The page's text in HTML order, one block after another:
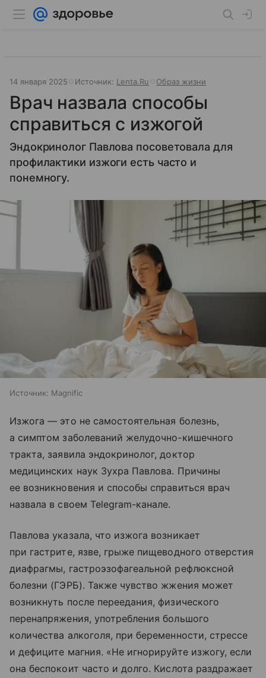
14 января 2025 Источник: Lenta.Ru Образ жизни
Врач назвала способы
справиться с изжогой
Эндокринолог Павлова посоветовала для
профилактики изжоги есть часто и
понемногу.
Источник: Magnific
Изжога — это не самостоятельная болезнь,
а симптом заболеваний желудочно-кишечного
тракта, заявила эндокринолог, доктор
медицинских наук Зухра Павлова. Причины
ее возникновения и способы справиться врач
назвала в своем Telegram-канале.
Павлова указала, что изжога возникает
при гастрите, язве, грыже пищеводного отверстия
диафрагмы, гастроэзофагеальной рефлюксной
болезни (ГЭРБ). Также чувство жжения может
возникнуть после переедания, физического
перенапряжения, употребления большого
количества алкоголя, при беременности, стрессе
и дефиците магния. «Не игнорируйте изжогу, если
она беспокоит часто и долго. Кислота раздражает